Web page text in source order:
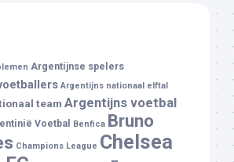
Argentijnse spelers
Argentijns nationaal elftal
team Argentijns voetbal
Voetbal Benfica Bruno
Champions League Chelsea